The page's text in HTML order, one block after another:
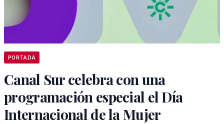
PORTADA
Canal Sur celebra con una
programación especial el Día
Internacional de la Mujer